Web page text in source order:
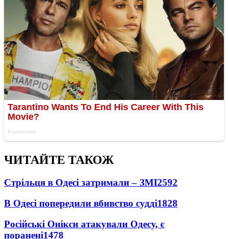
ЧИТАЙТЕ ТАКОЖ
Стрільця в Одесі затримали – ЗМІ2592
В Одесі попередили вбивство судді1828
Російські Онікси атакували Одесу, є
поранені1478